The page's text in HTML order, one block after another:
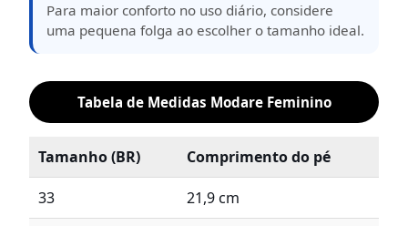
Para maior conforto no uso diário, considere
uma pequena folga ao escolher o tamanho ideal.
Tabela de Medidas Modare Feminino
Tamanho (BR) Comprimento do pé
33 21,9 cm